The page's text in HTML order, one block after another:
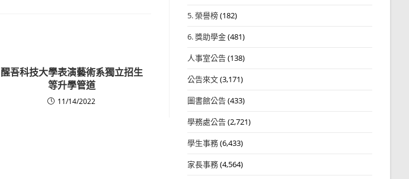
醒吾科技大學表演藝術系獨立招生
等升學管道
11/14/2022
5. 榮譽榜(182)
6. 獎助學金(481)
人事室公告(138)
公告來文(3,171)
圖書館公告(433)
學務處公告(2,721)
學生事務(6,433)
家長事務(4,564)